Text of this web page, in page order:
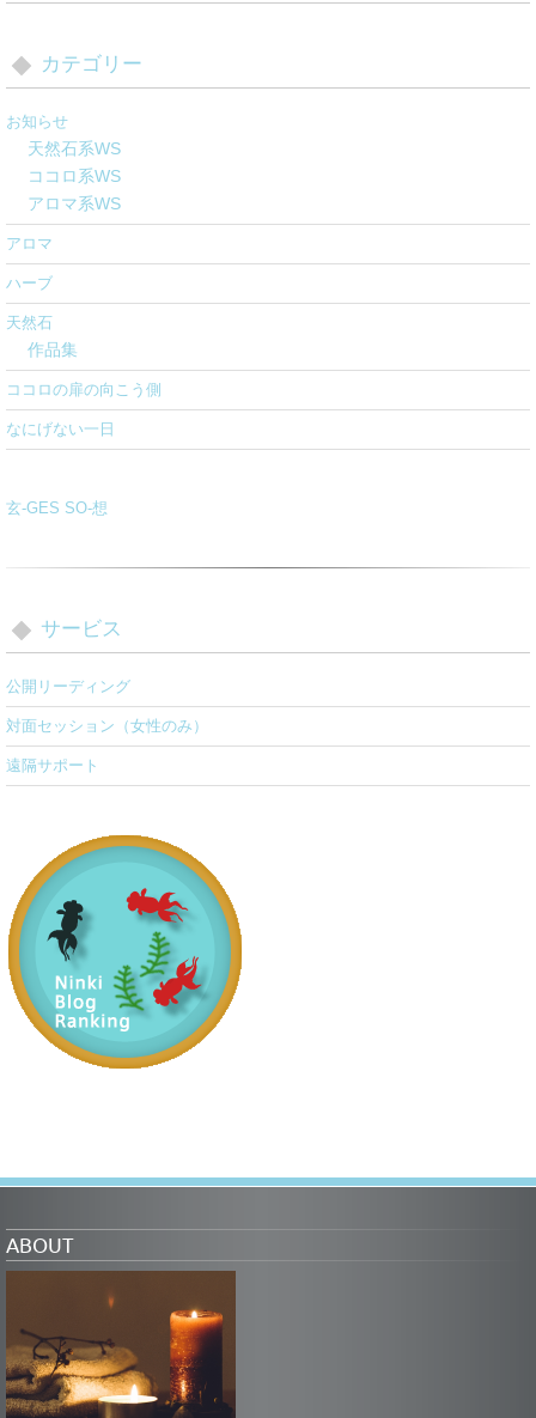
カテゴリー
お知らせ
天然石系WS
ココロ系WS
アロマ系WS
アロマ
ハーブ
天然石
作品集
ココロの扉の向こう側
なにげない一日
玄-GES SO-想
サービス
公開リーディング
対面セッション（女性のみ）
遠隔サポート
ABOUT